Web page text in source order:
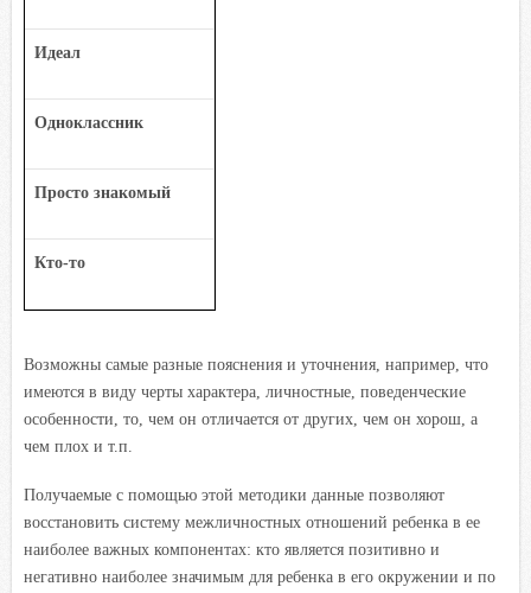
Идеал
Одноклассник
Просто знакомый
Кто-то
Возможны самые разные пояснения и уточнения, например, что
имеются в виду черты характера, личностные, поведенческие
особенности, то, чем он отличается от других, чем он хорош, а
чем плох и т.п.
Получаемые с помощью этой методики данные позволяют
восстановить систему межличностных отношений ребенка в ее
наиболее важных компонентах: кто является позитивно и
негативно наиболее значимым для ребенка в его окружении и по